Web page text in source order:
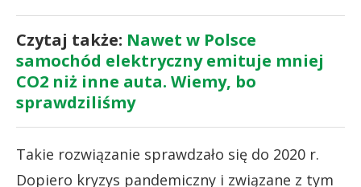
Czytaj także: Nawet w Polsce
samochód elektryczny emituje mniej
CO2 niż inne auta. Wiemy, bo
sprawdziliśmy
Takie rozwiązanie sprawdzało się do 2020 r.
Dopiero kryzys pandemiczny i związane z tym